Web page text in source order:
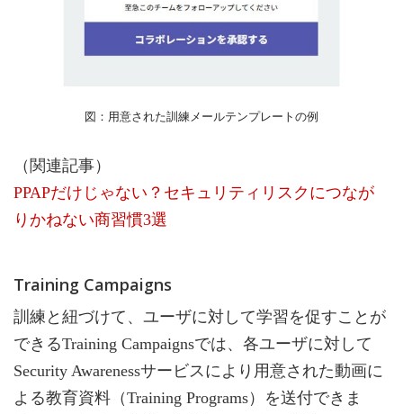
図：用意された訓練メールテンプレートの例
（関連記事）
PPAPだけじゃない？セキュリティリスクにつなが
りかねない商習慣3選
Training Campaigns
訓練と紐づけて、ユーザに対して学習を促すことが
できるTraining Campaignsでは、各ユーザに対して
Security Awarenessサービスにより用意された動画に
よる教育資料（Training Programs）を送付できま